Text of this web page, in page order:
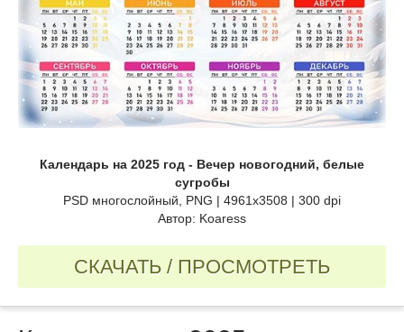
Календарь на 2025 год - Вечер новогодний, белые
сугробы
PSD многослойный, PNG | 4961x3508 | 300 dpi
Автор: Koaress
СКАЧАТЬ / ПРОСМОТРЕТЬ